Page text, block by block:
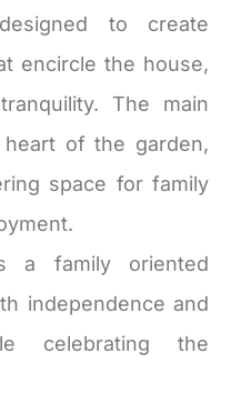
to create
encircle the house,
The main
of the garden,
space for family
a family oriented
independence and
celebrating the